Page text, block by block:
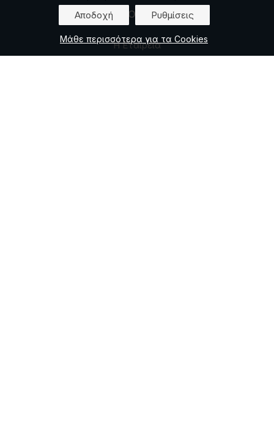
ΠΛΗΡΟΦΟΡΙΕΣ
Η Εταιρεία
Αποδοχή Ρυθμίσεις
Μάθε περισσότερα για τα Cookies